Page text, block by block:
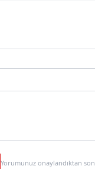
Yorumunuz onaylandıktan